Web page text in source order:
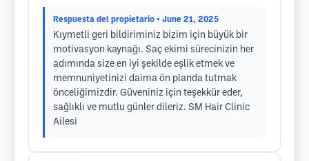
Respuesta del propietario • June 21, 2025
Kıymetli geri bildiriminiz bizim için büyük bir
motivasyon kaynağı. Saç ekimi sürecinizin her
adımında size en iyi şekilde eşlik etmek ve
memnuniyetinizi daima ön planda tutmak
önceliğimizdir. Güveniniz için teşekkür eder,
sağlıklı ve mutlu günler dileriz. SM Hair Clinic
Ailesi